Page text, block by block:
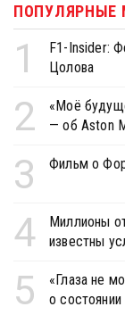
ПОПУЛЯРНЫЕ
1
F1-Insider:
Цолова
2
«Моё
— об Aston
3 Фильм о
4
Миллионы
известны
5
«Глаза не
о